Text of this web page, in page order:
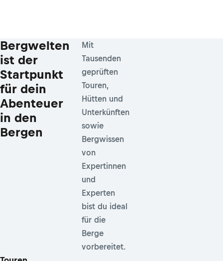
Bergwelten
ist der
Startpunkt
für dein
Abenteuer
in den
Bergen
Mit
Tausenden
geprüften
Touren,
Hütten und
Unterkünften
sowie
Bergwissen
von
Expertinnen
und
Experten
bist du ideal
für die
Berge
vorbereitet.